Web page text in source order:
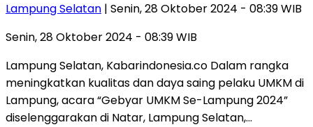
Lampung Selatan | Senin, 28 Oktober 2024 - 08:39 WIB
Senin, 28 Oktober 2024 - 08:39 WIB
Lampung Selatan, Kabarindonesia.co Dalam rangka
meningkatkan kualitas dan daya saing pelaku UMKM di
Lampung, acara “Gebyar UMKM Se-Lampung 2024”
diselenggarakan di Natar, Lampung Selatan,…